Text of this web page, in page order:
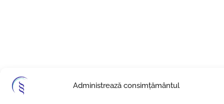
Administrează consimțământul